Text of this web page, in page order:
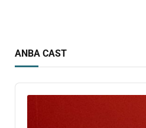
ANBA CAST
Audio
Player